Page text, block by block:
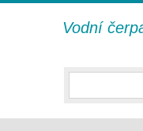
Vodní